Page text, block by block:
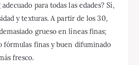
para todas las edades? Sí,
y texturas. A partir de los 30,
grueso en líneas finas;
fórmulas finas y buen difuminado
fresco.